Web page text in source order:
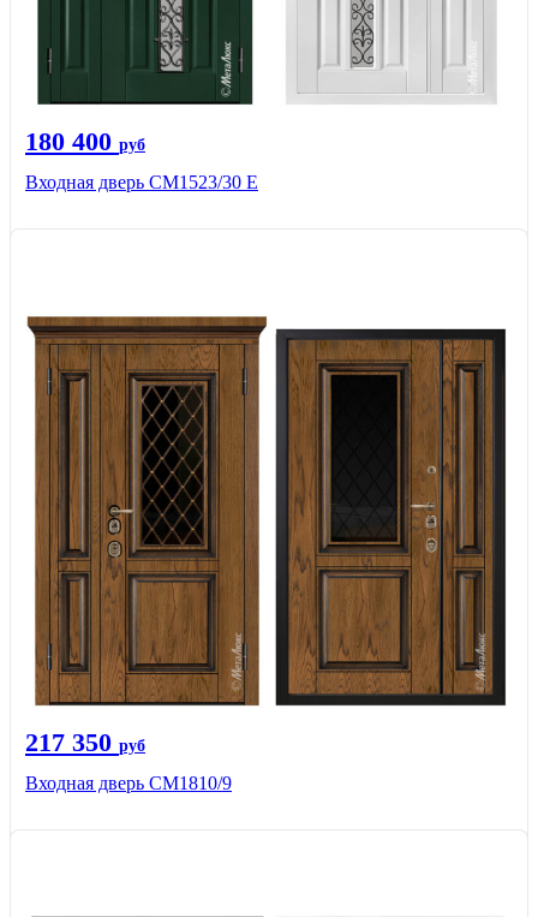
180 400 руб
Входная дверь СМ1523/30 Е
217 350 руб
Входная дверь СМ1810/9